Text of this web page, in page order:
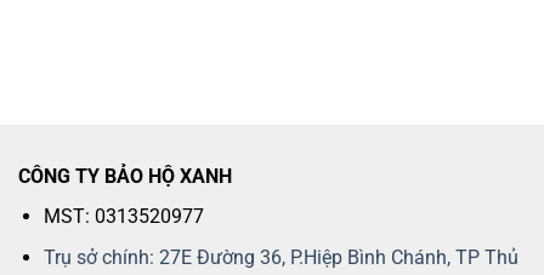
CÔNG TY BẢO HỘ XANH
MST: 0313520977
Trụ sở chính: 27E Đường 36, P.Hiệp Bình Chánh, TP Thủ